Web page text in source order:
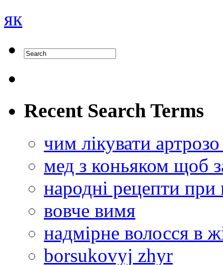
як
Recent Search Terms
чим лікувати
мед з коньяком щоб
народні рецепти при
вовче вимя
надмірне волосся в
borsukovyj zhyr